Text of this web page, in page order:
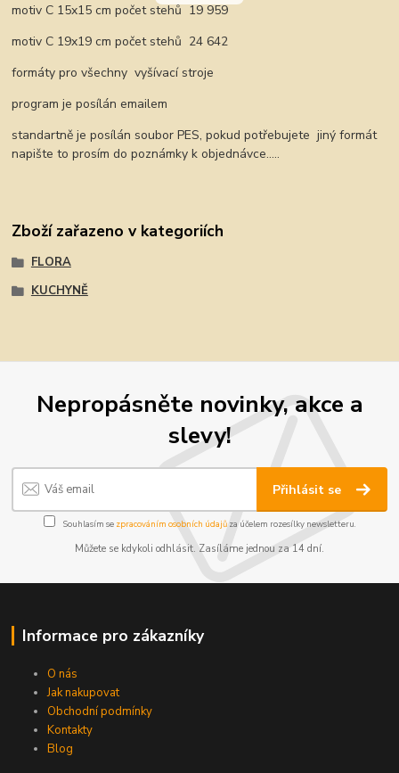
motiv C 15x15 cm počet stehů 19 959
motiv C 19x19 cm počet stehů 24 642
formáty pro všechny vyšívací stroje
program je posílán emailem
standartně je posílán soubor PES, pokud potřebujete jiný formát
napište to prosím do poznámky k objednávce.....
Zboží zařazeno v kategoriích
FLORA
KUCHYNĚ
Nepropásněte novinky, akce a
slevy!
Přihlásit se
Souhlasím se zpracováním osobních údajůza účelem rozesílky newsletteru.
Můžete se kdykoli odhlásit. Zasíláme jednou za 14 dní.
Informace pro zákazníky
O nás
Jak nakupovat
Obchodní podmínky
Kontakty
Blog